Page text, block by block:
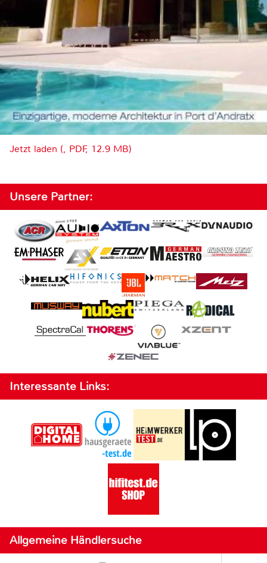
Jetzt laden (, PDF, 12.9 MB)
Unsere Partner:
Interessante Links:
Allgemeine Händlersuche